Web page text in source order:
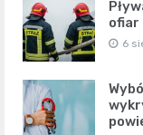
ofiar
6